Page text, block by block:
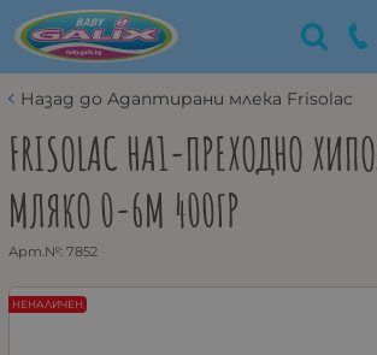
Назад до Адаптирани млека Frisolac
FRISOLAC HA1-ПРЕХОДНО
МЛЯКО 0-6М 400ГР
Арт.№: 7852
НЕНАЛИЧЕН